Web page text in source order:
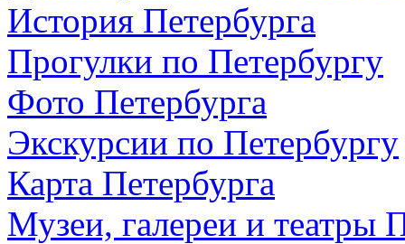
История Петербурга
Прогулки по Петербургу
Фото Петербурга
Экскурсии по Петербургу
Карта Петербурга
Музеи, галереи и театры